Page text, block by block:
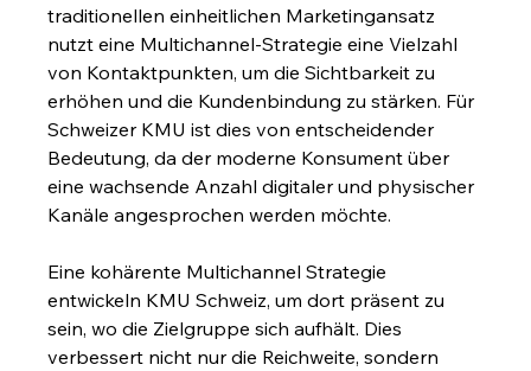
traditionellen einheitlichen Marketingansatz
nutzt eine Multichannel-Strategie eine Vielzahl
von Kontaktpunkten, um die Sichtbarkeit zu
erhöhen und die Kundenbindung zu stärken. Für
Schweizer KMU ist dies von entscheidender
Bedeutung, da der moderne Konsument über
eine wachsende Anzahl digitaler und physischer
Kanäle angesprochen werden möchte.
Eine kohärente Multichannel Strategie
entwickeln KMU Schweiz, um dort präsent zu
sein, wo die Zielgruppe sich aufhält. Dies
verbessert nicht nur die Reichweite, sondern